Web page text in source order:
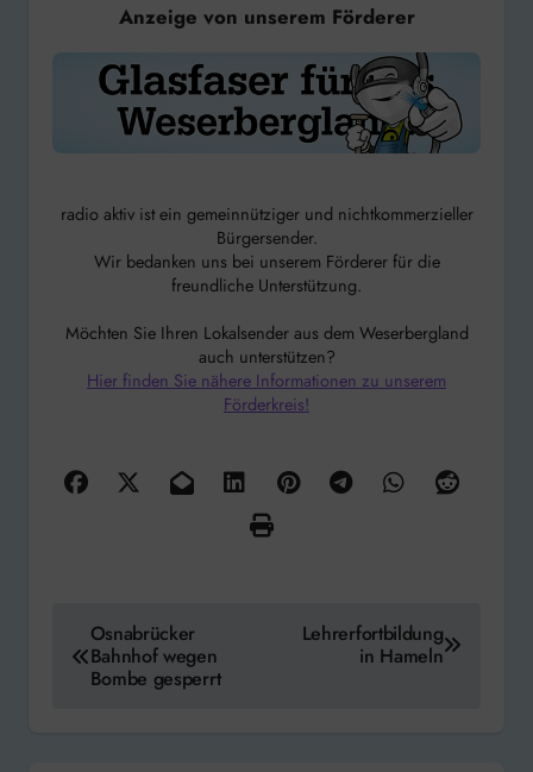
Anzeige von unserem Förderer
radio aktiv ist ein gemeinnütziger und nichtkommerzieller
Bürgersender.
Wir bedanken uns bei unserem Förderer für die
freundliche Unterstützung.
Möchten Sie Ihren Lokalsender aus dem Weserbergland
auch unterstützen?
Hier finden Sie nähere Informationen zu unserem
Förderkreis!
Beitragsnavigation
Osnabrücker
Bahnhof wegen
Bombe gesperrt
Lehrerfortbildung
in Hameln